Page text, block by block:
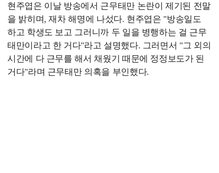
현주엽은 이날 방송에서 근무태만 논란이 제기된 전말
을 밝히며, 재차 해명에 나섰다. 현주엽은 "방송일도
하고 학생도 보고 그러니까 두 일을 병행하는 걸 근무
태만이라고 한 거다"라고 설명했다. 그러면서 "그 외의
시간에 다 근무를 해서 채웠기 때문에 정정보도가 된
거다"라며 근무태만 의혹을 부인했다.